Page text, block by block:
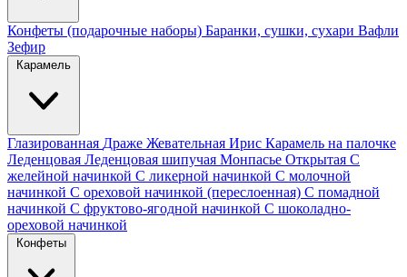
Конфеты (подарочные наборы) Баранки, сушки, сухари Вафли
Зефир
Карамель
Глазированная Драже Жевательная Ирис Карамель на палочке
Леденцовая Леденцовая шипучая Монпасье Открытая С
желейной начинкой С ликерной начинкой С молочной
начинкой С ореховой начинкой (переслоенная) С помадной
начинкой С фруктово-ягодной начинкой С шоколадно-
ореховой начинкой
Конфеты